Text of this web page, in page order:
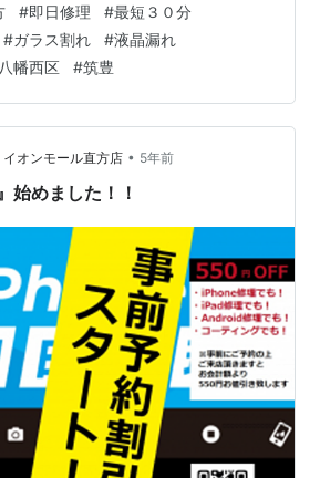
に事前に予約をいれていただくだけ
せていただきます！！ こちらは
イパッドなどの修理でも大丈夫です
際は事前に予約を入れてくださいね
ちらからどうぞ！ ＊＊＊＊＊＊＊
#即日修理 #最短３０分
#ガラス割れ #液晶漏れ
八幡西区 #筑豊
イオンモール直方店 • 5年前
始めました！！